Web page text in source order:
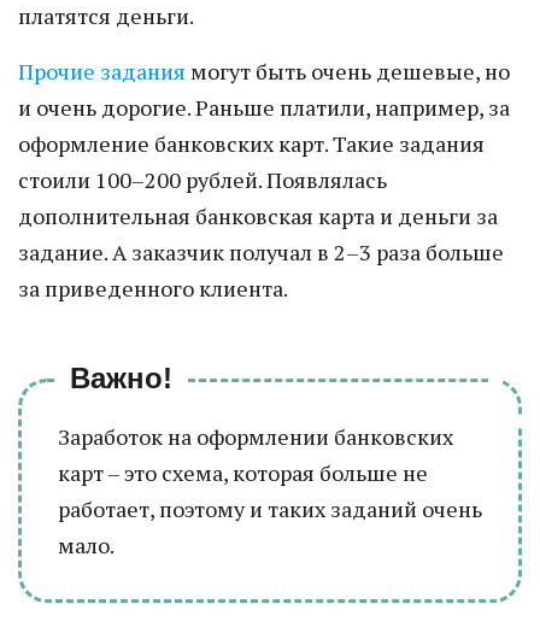
платятся деньги.
Прочие задания могут быть очень дешевые, но
и очень дорогие. Раньше платили, например, за
оформление банковских карт. Такие задания
стоили 100–200 рублей. Появлялась
дополнительная банковская карта и деньги за
задание. А заказчик получал в 2–3 раза больше
за приведенного клиента.
Важно!
Заработок на оформлении банковских
карт – это схема, которая больше не
работает, поэтому и таких заданий очень
мало.